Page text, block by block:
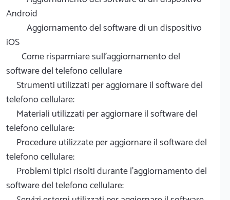
Android
Aggiornamento del software di un dispositivo
iOS
Come risparmiare sull'aggiornamento del
software del telefono cellulare
Strumenti utilizzati per aggiornare il software del
telefono cellulare:
Materiali utilizzati per aggiornare il software del
telefono cellulare:
Procedure utilizzate per aggiornare il software del
telefono cellulare:
Problemi tipici risolti durante l'aggiornamento del
software del telefono cellulare: